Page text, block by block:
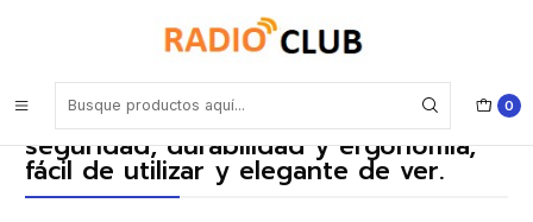
0
Comunicarte con claridad y en seguridad, durabilidad y ergonomía,
fácil de utilizar y elegante de ver.
Comunicarte con claridad y en
seguridad, durabilidad y ergonomía,
fácil de utilizar y elegante de ver.